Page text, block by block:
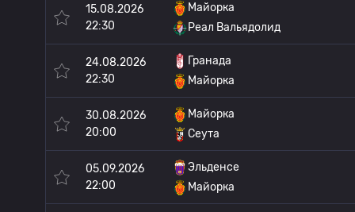
15.08.2026
22:30
Майорка
Реал Вальядолид
24.08.2026
22:30
Гранада
Майорка
30.08.2026
20:00
Майорка
Сеута
05.09.2026
22:00
Эльденсе
Майорка